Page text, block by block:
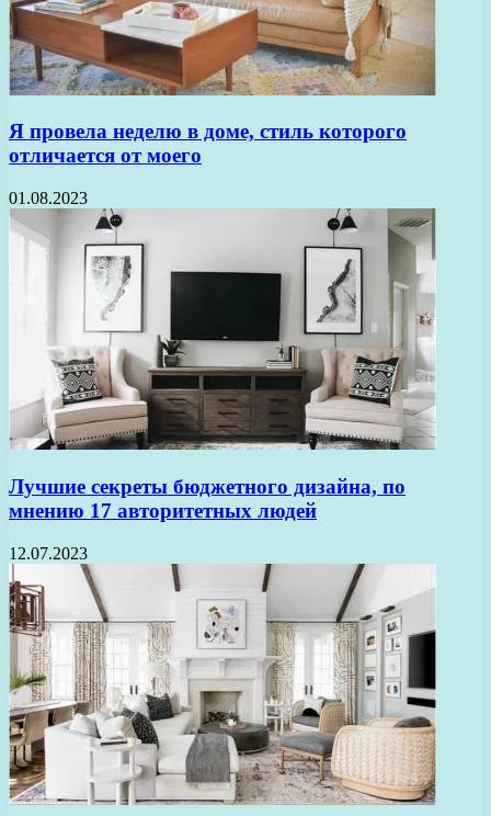
Я провела неделю в доме, стиль которого
отличается от моего
01.08.2023
Лучшие секреты бюджетного дизайна, по
мнению 17 авторитетных людей
12.07.2023